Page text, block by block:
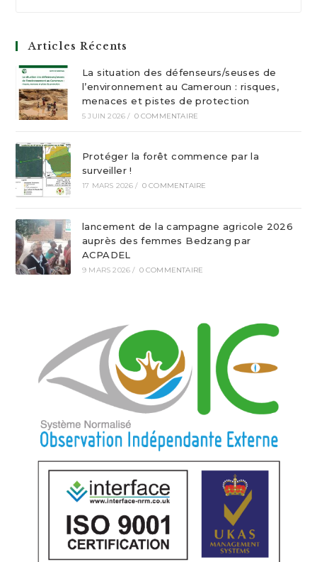
Articles Récents
La situation des défenseurs/seuses de
l’environnement au Cameroun : risques,
menaces et pistes de protection
5 JUIN 2026 / 0 COMMENTAIRE
Protéger la forêt commence par la
surveiller !
17 MARS 2026 / 0 COMMENTAIRE
lancement de la campagne agricole 2026
auprès des femmes Bedzang par
ACPADEL
9 MARS 2026 / 0 COMMENTAIRE